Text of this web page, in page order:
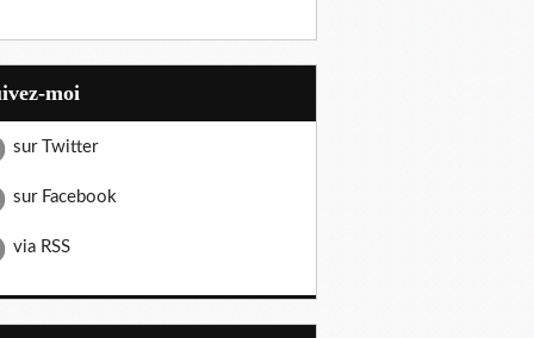
moi
sur Twitter
sur Facebook
via RSS